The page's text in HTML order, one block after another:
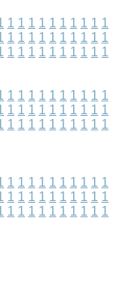
1 1 1 1 1 1 1 1 1 1
1 1 1 1 1 1 1 1 1 1
1 1 1 1 1 1 1 1 1 1
1 1 1 1 1 1 1 1 1 1
1 1 1 1 1 1 1 1 1 1
1 1 1 1 1 1 1 1 1 1
1 1 1 1 1 1 1 1 1 1
1 1 1 1 1 1 1 1 1 1
1 1 1 1 1 1 1 1 1 1